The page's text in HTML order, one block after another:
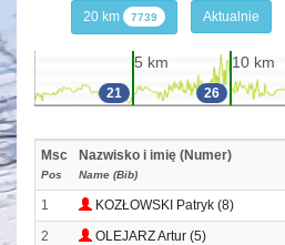
20 km 7739 Aktualnie
21
5 km
26
10 km
Msc
Pos
Nazwisko i imię (Numer)
Name (Bib)
1 KOZŁOWSKI Patryk (8)
2 OLEJARZ Artur (5)